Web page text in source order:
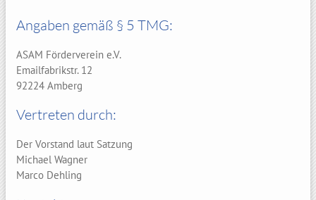
Angaben gemäß § 5 TMG:
ASAM Förderverein e.V.
Emailfabrikstr. 12
92224 Amberg
Vertreten durch:
Der Vorstand laut Satzung
Michael Wagner
Marco Dehling